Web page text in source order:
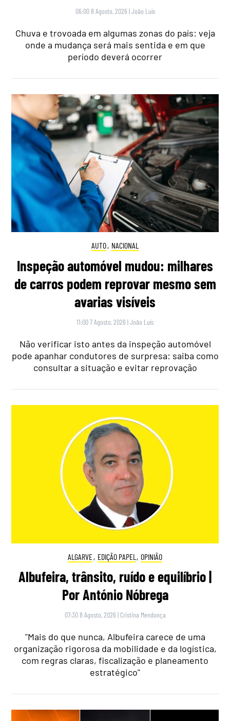
06:00 8 Agosto, 2026 |João Luís
Chuva e trovoada em algumas zonas do país: veja
onde a mudança será mais sentida e em que
período deverá ocorrer
AUTO, NACIONAL
Inspeção automóvel mudou: milhares
de carros podem reprovar mesmo sem
avarias visíveis
11:00 7 Agosto, 2026 |João Luís
Não verificar isto antes da inspeção automóvel
pode apanhar condutores de surpresa: saiba como
consultar a situação e evitar reprovação
ALGARVE, EDIÇÃO PAPEL , OPINIÃO
Albufeira, trânsito, ruído e equilíbrio |
Por António Nóbrega
07:30 8 Agosto, 2026 | Cristina Mendonça
"Mais do que nunca, Albufeira carece de uma
organização rigorosa da mobilidade e da logística,
com regras claras, fiscalização e planeamento
estratégico"